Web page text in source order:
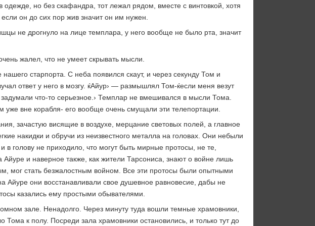
но без скафандра, тот лежал рядом, вместе с винтовкой, хотя
он до сих пор жив значит он им нужен.
не дрогнуло на лице темплара, у него вообще не было рта, значит
жалел, что не умеет скрывать мысли.
старпорта. С неба появился скаут, и через секунду Том и
ответ у него в мозгу. ќАйур› — размышлял Том-ќесли меня везут
что-то серьезное.› Темплар не вмешивался в мысли Тома.
уже вне корабля- его вообще очень смущали эти телепортации.
зачастую висящие в воздухе, мерцание световых полей, а главное
накидки и обручи из неизвестного металла на головах. Они небыли
голову не приходило, что могут быть мирные протосы, не те,
Айуре и наверное также, как жители Тарсониса, знают о войне лишь
мог стать безжалостным войном. Все эти протосы были опытными
они восстанавливали свое душевное равновесие, дабы не
казались ему простыми обывателями.
зале. Ненадолго. Через минуту туда вошли темные храмовники,
к полу. Посреди зала храмовники остановились, и только тут до